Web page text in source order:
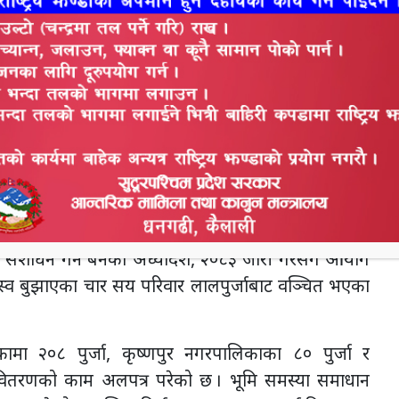
रहेका छन् । त्यसै गरी बेलडाँडी गाउँपालिकाका पाँच
बेलडाँडी गाउँपालिकामा ३८ लगत सङ्कलन गरिएकोमा
बताए। बेलडाँडी गाउँपालिकामा चार हजार ४०३
परिवार भूमिहीन दलित गरेर चार हजार ७५५ परिवार
कार्की सरकारले गत २३ असोजको मन्त्रीपरिषद्
समिति खारेज गर्ने निर्णय गरेको थियो तर गत
गरेपछि पुनः लालपुर्जा वितरणको काम अगाडि बढाइए
गर्न बनेको अध्यादेश, २०८३ जारी गरेसँगै आयोग
चार सय परिवार लालपुर्जाबाट वञ्चित भएका
२०८ पुर्जा, कृष्णपुर नगरपालिकाका ८० पुर्जा र
वितरणको काम अलपत्र परेको छ । भूमि समस्या समाधान